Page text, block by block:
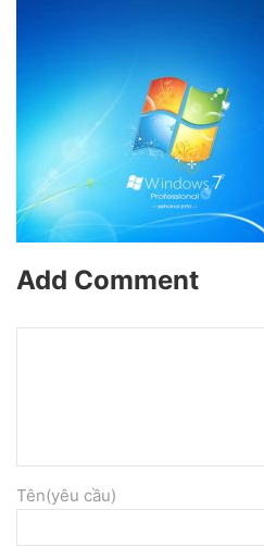
Add Comment
Tên(yêu cầu)